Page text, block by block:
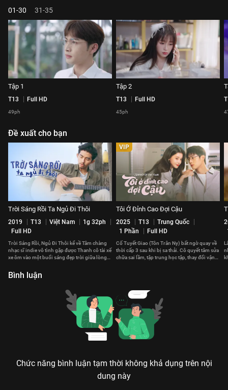
01-30 31-35
Tập 1
T13 Full HD
49ph
Tập 2
T13 Full HD
45ph
Đề xuất cho bạn
Trời Sáng Rồi Ta Ngủ Đi Thôi
2019 T13 Việt Nam
1g 32ph
Full HD
Trời Sáng Rồi, Ngủ Đi Thôi kể về Tâm chàng
nhạc sĩ indie vô tình gặp được Thanh cô tài xế
xe ôm vào một buổi sáng đẹp trời giữa lòng
VIP
Tôi Ở Đỉnh Cao Đợi Cậu
2025 T13
Trung Quốc
1 Phần
Full HD
Cố Tuyết Giao (Tôn Trân Ny) bất ngờ quay về
thời cấp 3 sau khi bị sa thải. Cô quyết tâm sửa
chữa sai lầm, tập trung học tập, thay đổi vận
Bình luận
Chức năng bình luận tạm thời không khả dụng trên nội
dung này